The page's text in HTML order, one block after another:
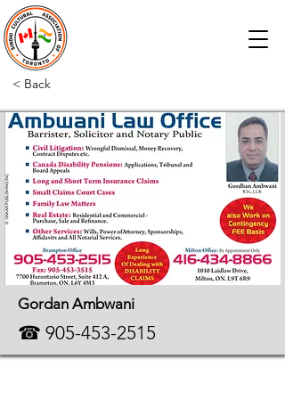
< Back
Gordan Ambwani
☎ 905-453-2515